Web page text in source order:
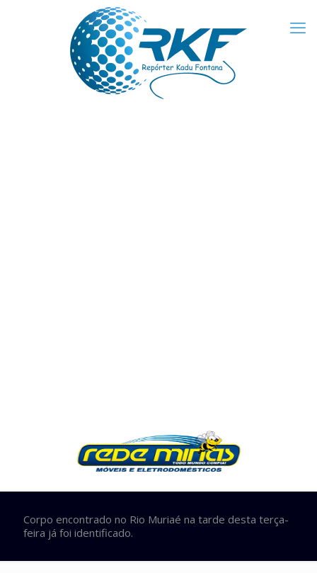
Corpo encontrado no Rio Muriaé na tarde desta terça-
feira já foi identificado.